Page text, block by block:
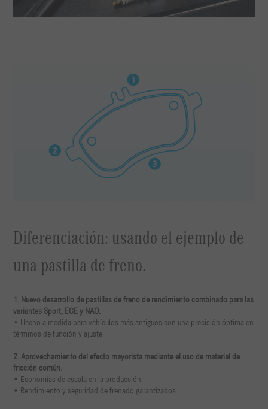
Diferenciación: usando el ejemplo de
una pastilla de freno.
1. Nuevo desarrollo de pastillas de freno de rendimiento combinado para las
variantes Sport, ECE y NAO.
• Hecho a medida para vehículos más antiguos con una precisión óptima en
términos de función y ajuste
2. Aprovechamiento del efecto mayorista mediante el uso de material de
fricción común.
• Economías de escala en la producción
• Rendimiento y seguridad de frenado garantizados